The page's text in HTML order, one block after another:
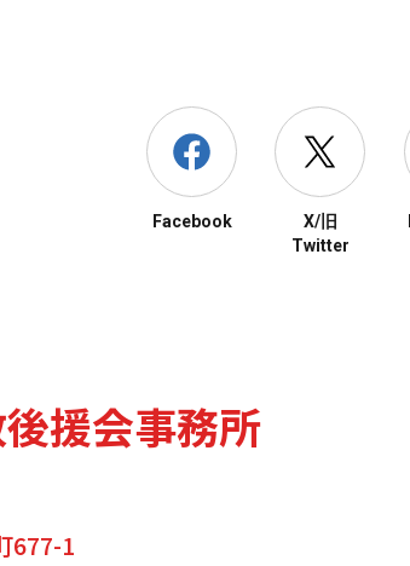
Facebook
X/旧
Twitter
援会事務所
677-1